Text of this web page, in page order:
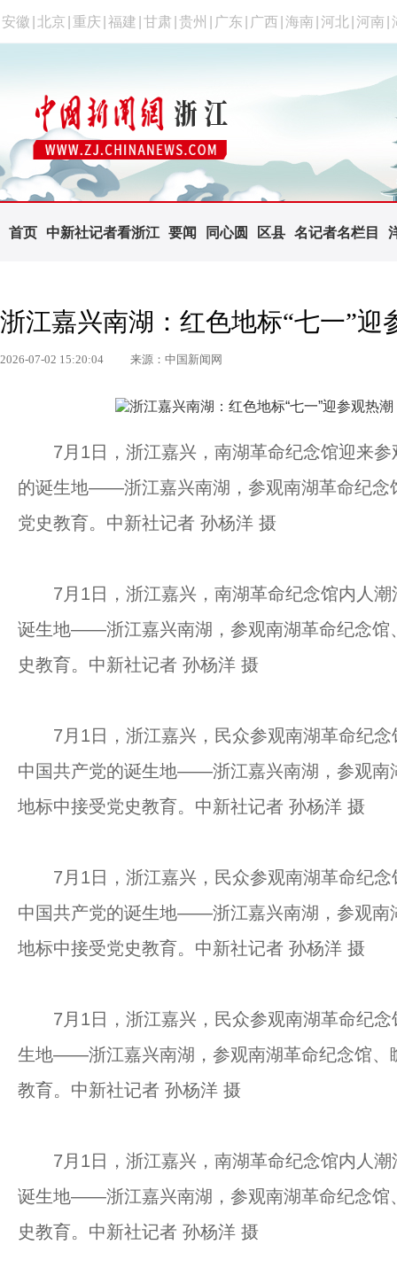
安徽 北京 重庆 福建 甘肃 贵州 广东 广西 海南 河北 河南
首页 中新社记者看浙江 要闻 同心圆 区县 名记者名栏目
浙江嘉兴南湖：红色地标“七一”迎
2026-07-02 15:20:04 来源：中国新闻网
7月1日，浙江嘉兴，南湖革命纪念馆迎来参
的诞生地——浙江嘉兴南湖，参观南湖革命纪念
党史教育。中新社记者 孙杨洋 摄
7月1日，浙江嘉兴，南湖革命纪念馆内人潮
诞生地——浙江嘉兴南湖，参观南湖革命纪念馆
史教育。中新社记者 孙杨洋 摄
7月1日，浙江嘉兴，民众参观南湖革命纪念
中国共产党的诞生地——浙江嘉兴南湖，参观南
地标中接受党史教育。中新社记者 孙杨洋 摄
7月1日，浙江嘉兴，民众参观南湖革命纪念
中国共产党的诞生地——浙江嘉兴南湖，参观南
地标中接受党史教育。中新社记者 孙杨洋 摄
7月1日，浙江嘉兴，民众参观南湖革命纪念
生地——浙江嘉兴南湖，参观南湖革命纪念馆、
教育。中新社记者 孙杨洋 摄
7月1日，浙江嘉兴，南湖革命纪念馆内人潮
诞生地——浙江嘉兴南湖，参观南湖革命纪念馆
史教育。中新社记者 孙杨洋 摄